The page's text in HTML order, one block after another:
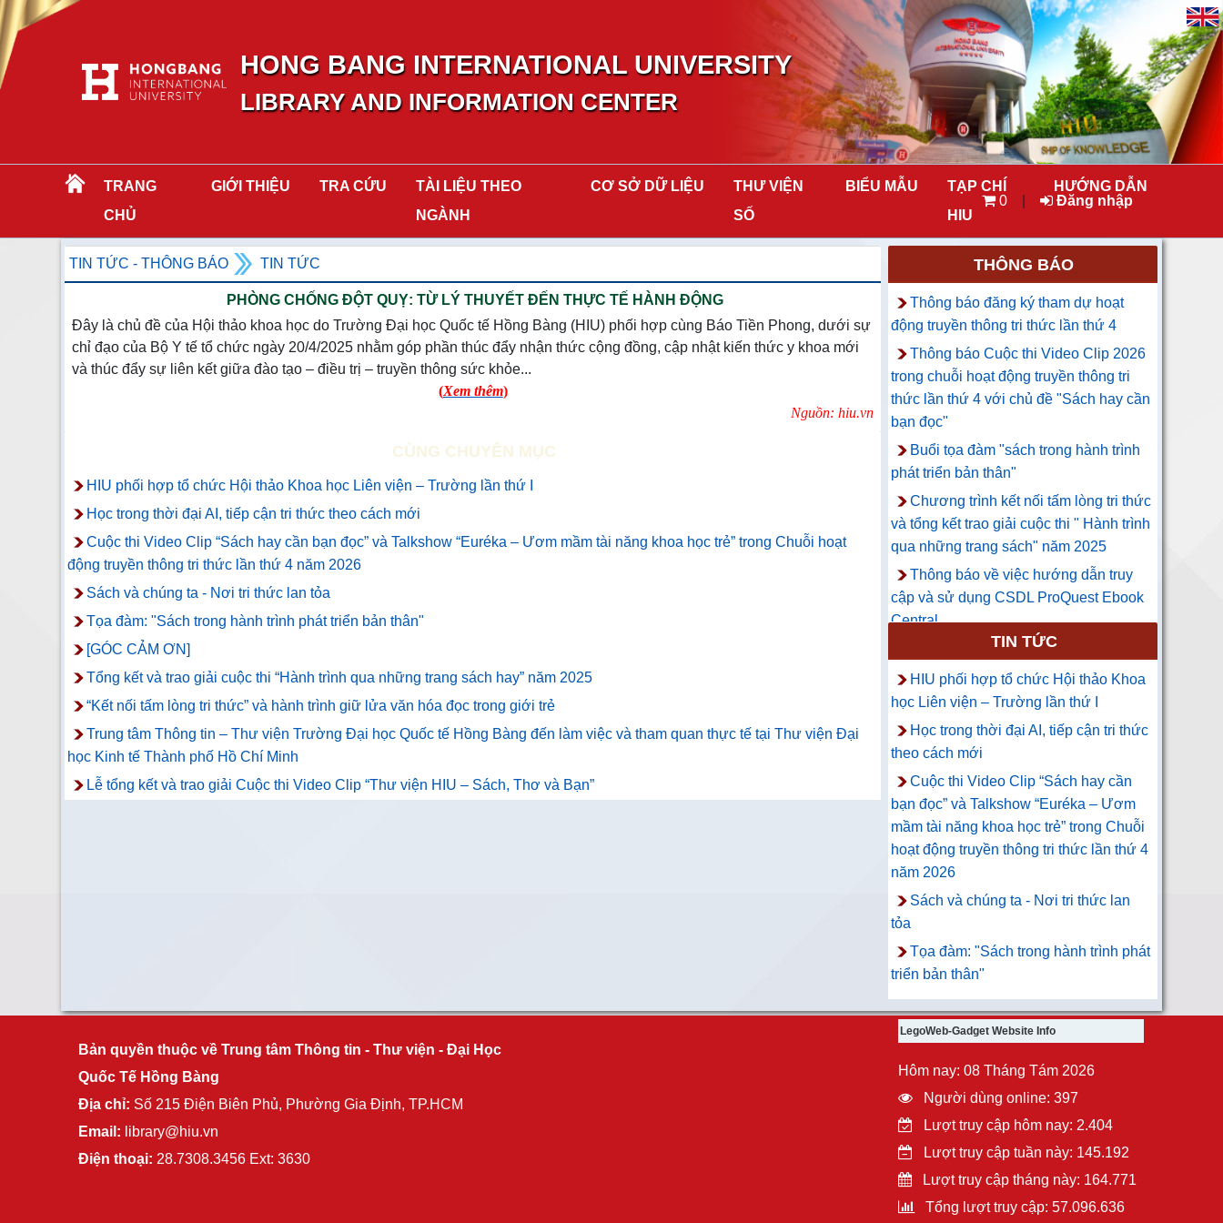
HONG BANG INTERNATIONAL UNIVERSITY
LIBRARY AND INFORMATION CENTER
TRANG
CHỦ
GIỚI THIỆU TRA CỨU
TÀI LIỆU THEO
NGÀNH
CƠ SỞ DỮ LIỆU
THƯ VIỆN
SỐ
BIỂU MẪU
TẠP CHÍ
HIU
HƯỚNG DẪN
0
Đăng nhập
TIN TỨC - THÔNG BÁO TIN TỨC
PHÒNG CHỐNG ĐỘT QUỴ: TỪ LÝ THUYẾT ĐẾN THỰC TẾ HÀNH ĐỘNG
Đây là chủ đề của Hội thảo khoa học do Trường Đại học Quốc tế Hồng Bàng (HIU) phối hợp cùng Báo Tiền Phong, dưới sự
chỉ đạo của Bộ Y tế tổ chức ngày 20/4/2025 nhằm góp phần thúc đẩy nhận thức cộng đồng, cập nhật kiến thức y khoa mới
và thúc đẩy sự liên kết giữa đào tạo – điều trị – truyền thông sức khỏe...
(Xem thêm)
Nguồn: hiu.vn
CÙNG CHUYÊN MỤC
HIU phối hợp tổ chức Hội thảo Khoa học Liên viện – Trường lần thứ I
Học trong thời đại AI, tiếp cận tri thức theo cách mới
Cuộc thi Video Clip “Sách hay cần bạn đọc” và Talkshow “Euréka – Ươm mầm tài năng khoa học trẻ” trong Chuỗi hoạt
động truyền thông tri thức lần thứ 4 năm 2026
Sách và chúng ta - Nơi tri thức lan tỏa
Tọa đàm: "Sách trong hành trình phát triển bản thân"
[GÓC CẢM ƠN]
Tổng kết và trao giải cuộc thi “Hành trình qua những trang sách hay” năm 2025
“Kết nối tấm lòng tri thức” và hành trình giữ lửa văn hóa đọc trong giới trẻ
Trung tâm Thông tin – Thư viện Trường Đại học Quốc tế Hồng Bàng đến làm việc và tham quan thực tế tại Thư viện Đại
học Kinh tế Thành phố Hồ Chí Minh
Lễ tổng kết và trao giải Cuộc thi Video Clip “Thư viện HIU – Sách, Thơ và Bạn”
THÔNG BÁO
Thông báo đăng ký tham dự hoạt
động truyền thông tri thức lần thứ 4
Thông báo Cuộc thi Video Clip 2026
trong chuỗi hoạt động truyền thông tri
thức lần thứ 4 với chủ đề "Sách hay cần
bạn đọc"
Buổi tọa đàm "sách trong hành trình
phát triển bản thân"
Chương trình kết nối tấm lòng tri thức
và tổng kết trao giải cuộc thi " Hành trình
qua những trang sách" năm 2025
Thông báo về việc hướng dẫn truy
cập và sử dụng CSDL ProQuest Ebook
Central
TIN TỨC
HIU phối hợp tổ chức Hội thảo Khoa
học Liên viện – Trường lần thứ I
Học trong thời đại AI, tiếp cận tri thức
theo cách mới
Cuộc thi Video Clip “Sách hay cần
bạn đọc” và Talkshow “Euréka – Ươm
mầm tài năng khoa học trẻ” trong Chuỗi
hoạt động truyền thông tri thức lần thứ 4
năm 2026
Sách và chúng ta - Nơi tri thức lan
tỏa
Tọa đàm: "Sách trong hành trình phát
triển bản thân"
Bản quyền thuộc về Trung tâm Thông tin - Thư viện - Đại Học
Quốc Tế Hồng Bàng
Địa chỉ: Số 215 Điện Biên Phủ, Phường Gia Định, TP.HCM
Email: library@hiu.vn
Điện thoại: 28.7308.3456 Ext: 3630
LegoWeb-Gadget Website Info
Hôm nay: 08 Tháng Tám 2026
Người dùng online: 397
Lượt truy cập hôm nay: 2.404
Lượt truy cập tuần này: 145.192
Lượt truy cập tháng này: 164.771
Tổng lượt truy cập: 57.096.636